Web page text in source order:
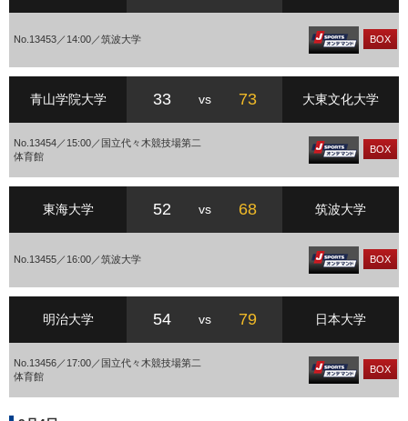
No.13453／14:00／筑波大学 BOX
青山学院大学 33 vs 73 大東文化大学
No.13454／15:00／国立代々木競技場第二
体育館
BOX
東海大学 52 vs 68 筑波大学
No.13455／16:00／筑波大学 BOX
明治大学 54 vs 79 日本大学
No.13456／17:00／国立代々木競技場第二
体育館
BOX